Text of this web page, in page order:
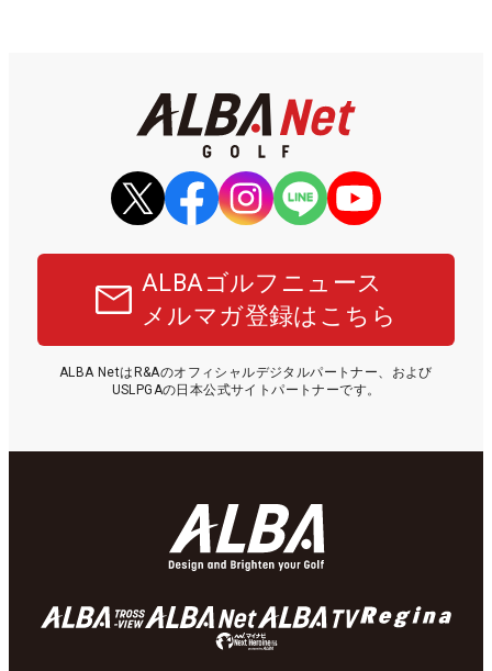
ALBAゴルフニュース
メルマガ登録はこちら
ALBA NetはR&Aのオフィシャルデジタルパートナー、および
USLPGAの日本公式サイトパートナーです。